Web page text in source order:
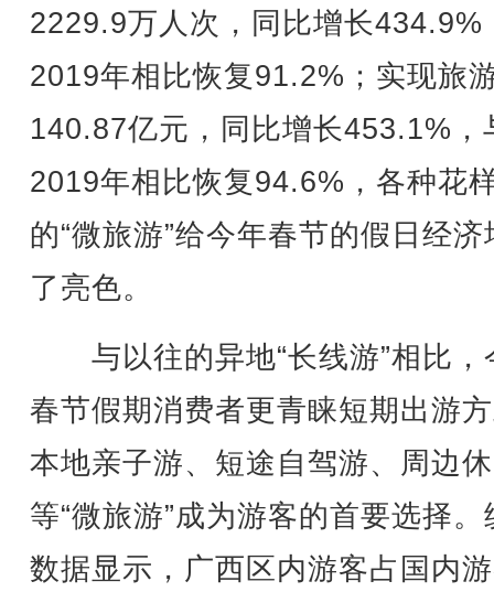
2229.9万人次，同比增长434.9%
2019年相比恢复91.2%；实现旅
140.87亿元，同比增长453.1%，
2019年相比恢复94.6%，各种花
的“微旅游”给今年春节的假日经济
了亮色。
与以往的异地“长线游”相比，
春节假期消费者更青睐短期出游
本地亲子游、短途自驾游、周边
等“微旅游”成为游客的首要选择。
数据显示，广西区内游客占国内